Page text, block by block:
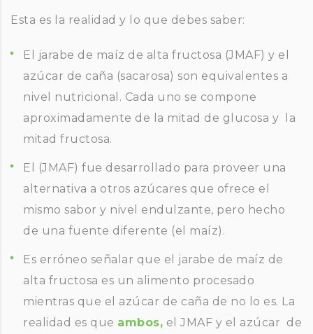
Esta es la realidad y lo que debes saber:
El jarabe de maíz de alta fructosa (JMAF) y el
azúcar de caña (sacarosa) son equivalentes a
nivel nutricional. Cada uno se compone
aproximadamente de la mitad de glucosa y la
mitad fructosa.
El (JMAF) fue desarrollado para proveer una
alternativa a otros azúcares que ofrece el
mismo sabor y nivel endulzante, pero hecho
de una fuente diferente (el maíz).
Es erróneo señalar que el jarabe de maíz de
alta fructosa es un alimento procesado
mientras que el azúcar de caña de no lo es. La
realidad es que ambos, el JMAF y el azúcar de